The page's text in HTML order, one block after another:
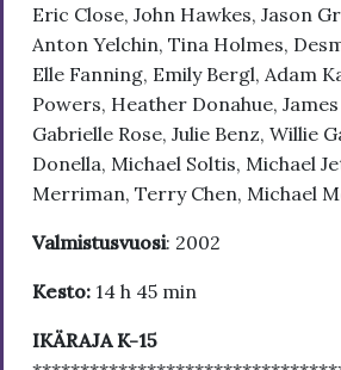
Eric Close, John Hawkes, Jason
Anton Yelchin, Tina Holmes,
Elle Fanning, Emily Bergl, Adam
Powers, Heather Donahue,
Gabrielle Rose, Julie Benz, Willie
Donella, Michael Soltis, Michael
Merriman, Terry Chen, Michael
Valmistusvuosi: 2002
Kesto: 14 h 45 min
IKÄRAJA K-15